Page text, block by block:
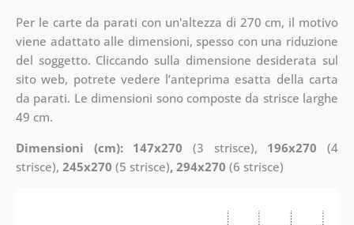
Per le carte da parati con un'altezza di 270 cm, il motivo
viene adattato alle dimensioni, spesso con una riduzione
del soggetto. Cliccando sulla dimensione desiderata sul
sito web, potrete vedere l’anteprima esatta della carta
da parati. Le dimensioni sono composte da strisce larghe
49 cm.
Dimensioni (cm): 147x270 (3 strisce), 196x270 (4
strisce), 245x270 (5 strisce), 294x270 (6 strisce)